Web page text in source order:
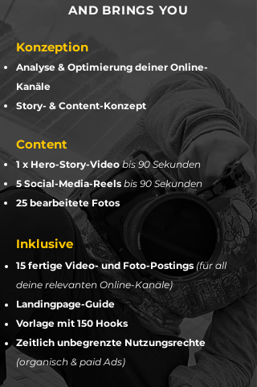
AND BRINGS YOU
Konzeption
Analyse & Optimierung deiner Online-
Kanäle
Story- & Content-Konzept
Content
1 x Hero-Story-Videobis 90 Sekunden
5 Social-Media-Reels bis 90 Sekunden
25 bearbeitete Fotos
Inklusive
15 fertige Video- und Foto-Postings (für all
deine relevanten Online-Kanäle)
Landingpage-Guide
Vorlage mit 150 Hooks
Zeitlich unbegrenzte Nutzungsrechte
(organisch & paid Ads)